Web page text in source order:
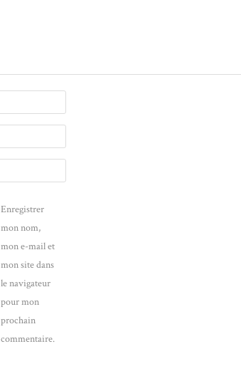
Enregistrer
mon nom,
mon e-mail et
mon site dans
le navigateur
pour mon
prochain
commentaire.